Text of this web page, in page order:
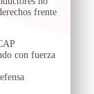
frente
con fuerza